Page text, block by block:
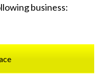
business: